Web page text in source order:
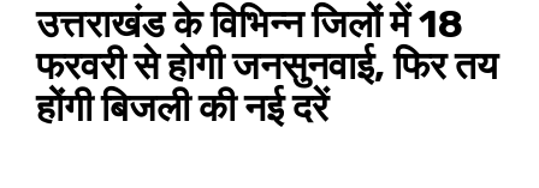
उत्तराखंड के विभिन्न जिलों में 18
फरवरी से होगी जनसुनवाई, फिर तय
होंगी बिजली की नई दरें